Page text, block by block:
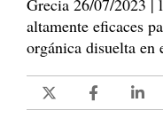
Grecia 26/07/2023 |
altamente eficaces
orgánica disuelta en